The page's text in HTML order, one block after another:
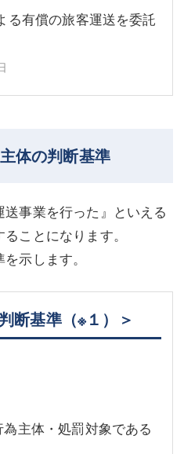
る有償の旅客運送を委託
体の判断基準
事業を行った』といえる
ことになります。
示します。
断基準（※１） ＞
主体・処罰対象である